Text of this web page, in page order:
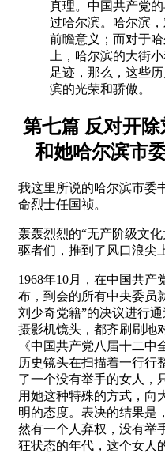
真理。中国共产党
过哈尔滨。哈尔滨
前瞻意义；而对于
上，哈尔滨的大街
足迹，那么，这些
滨的光荣和骄傲。
第七篇 反对开
和她哈尔滨市
我这里所说的哈尔滨市委
命烈士任国祯。
轰轰烈烈的“无产阶级文
驱者们，推到了风口浪尖
1968年10月，在中国共产
布，到会的所有中央委员
刘少奇党籍”的决议进行
摄影机镜头，都齐刷刷地
《中国共产党八届十二
历史镜头在扫描着一行行
了一个没有举手的女人，
用她这种特殊的方式，向
明的态度。表决的结果是
然有一个人弃权，没有举
狂状态的年代，这个女人